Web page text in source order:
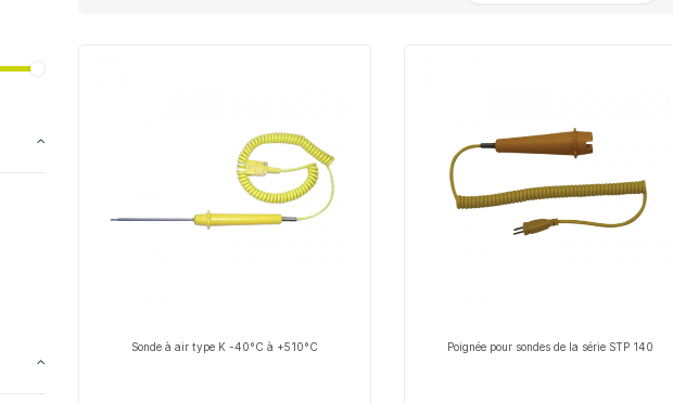
Sonde à air type K -40°C à +510°C Poignée pour sondes de la série STP 140